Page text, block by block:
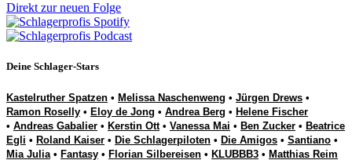
Direkt zur neuen Folge
Deine Schlager-Stars
Kastelruther Spatzen • Melissa Naschenweng • Jürgen Drews •
Ramon Roselly • Eloy de Jong • Andrea Berg • Helene Fischer
• Andreas Gabalier • Kerstin Ott• Vanessa Mai • Ben Zucker • Beatrice
Egli • Roland Kaiser • Die Schlagerpiloten • Die Amigos • Santiano •
Mia Julia• Fantasy • Florian Silbereisen • KLUBBB3 • Matthias Reim